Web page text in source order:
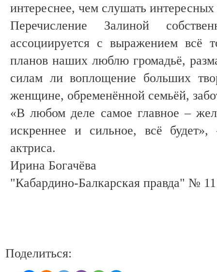
интереснее, чем слушать
Перечисление Залиной
ассоциируется с выражением всё
планов наших люблю громадьё,
силам ли воплощение больших
женщине, обременённой семьёй,
«В любом деле самое главное –
искреннее и сильное, всё будет»,
актриса.
Ирина Богачёва
"Кабардино-Балкарская правда" №
Поделиться: